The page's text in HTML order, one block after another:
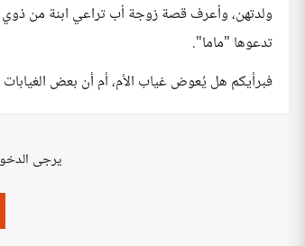
ولدتهن، وأعرف قصة زوجة أب تراعي ابنة من ذوي
تدعوها "ماما".
فبرأيكم هل يُعوض غياب الأم، أم أن بعض
يرجى